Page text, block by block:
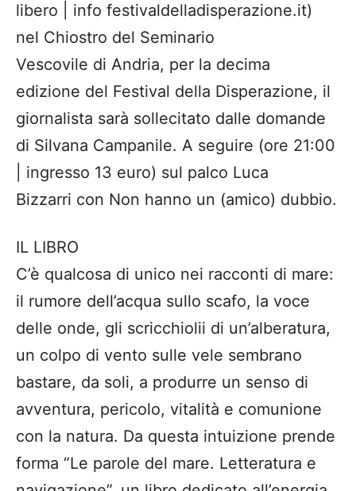
libero | info festivaldelladisperazione.it)
nel Chiostro del Seminario
Vescovile di Andria, per la decima
edizione del Festival della Disperazione, il
giornalista sarà sollecitato dalle domande
di Silvana Campanile. A seguire (ore 21:00
| ingresso 13 euro) sul palco Luca
Bizzarri con Non hanno un (amico) dubbio.
IL LIBRO
C’è qualcosa di unico nei racconti di mare:
il rumore dell’acqua sullo scafo, la voce
delle onde, gli scricchiolii di un’alberatura,
un colpo di vento sulle vele sembrano
bastare, da soli, a produrre un senso di
avventura, pericolo, vitalità e comunione
con la natura. Da questa intuizione prende
forma “Le parole del mare. Letteratura e